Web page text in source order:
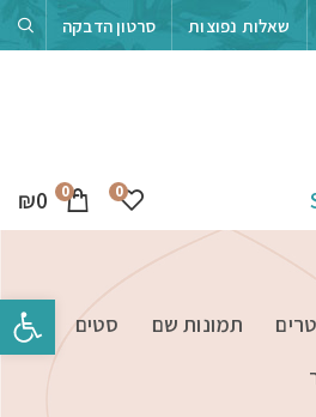
שאלות נפוצות סרטון הדבקה
0
0
₪0
תמונות שם
סטים
פתח